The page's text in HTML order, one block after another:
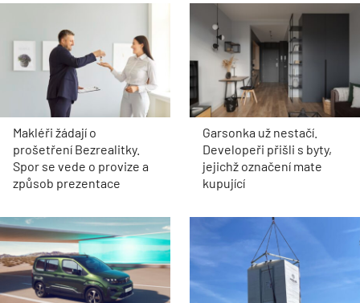
Makléři žádají o
prošetření Bezrealitky.
Spor se vede o provize a
způsob prezentace
Garsonka už nestačí.
Developeři přišli s byty,
jejichž označení mate
kupující